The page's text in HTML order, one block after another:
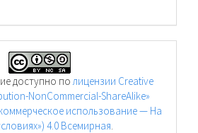
доступно полицензии Creative
NonCommercial-ShareAlike»
использование — На
4.0 Всемирная.